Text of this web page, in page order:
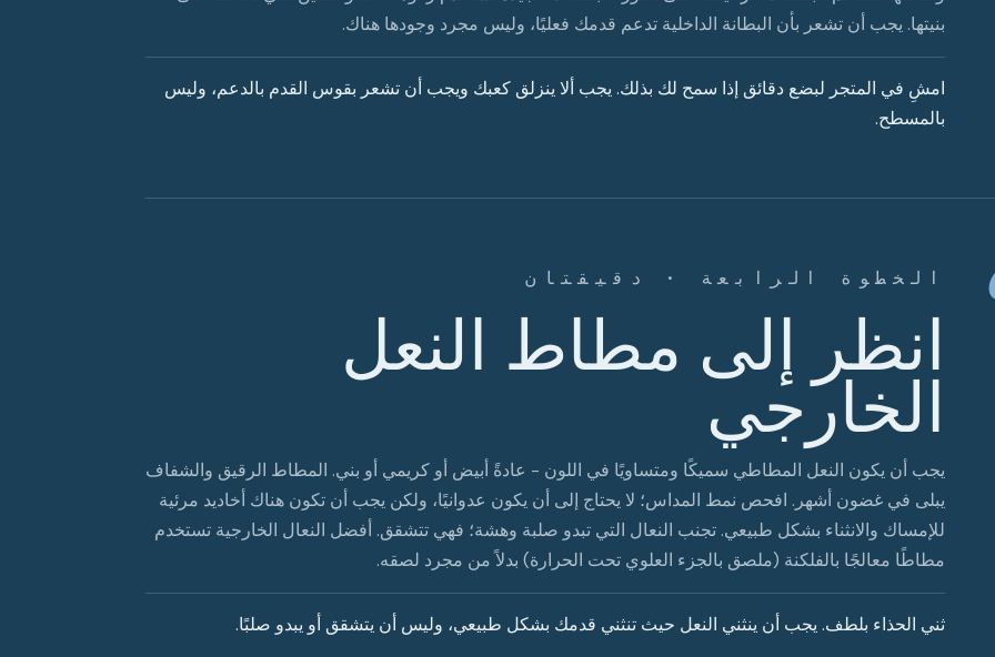
بنيتها. يجب أن تشعر بأن البطانة الداخلية تدعم قدمك فعليًا، وليس مجرد وجودها هناك.
امشِ في المتجر لبضع دقائق إذا سمح لك بذلك. يجب ألا ينزلق كعبك ويجب أن تشعر بقوس القدم بالدعم، وليس
بالمسطح.
الخطوة الرابعة · دقيقتان
انظر إلى مطاط النعل
الخارجي
يجب أن يكون النعل المطاطي سميكًا ومتساويًا في اللون - عادةً أبيض أو كريمي أو بني. المطاط الرقيق والشفاف
يبلى في غضون أشهر. افحص نمط المداس؛ لا يحتاج إلى أن يكون عدوانيًا، ولكن يجب أن تكون هناك أخاديد مرئية
للإمساك والانثناء بشكل طبيعي. تجنب النعال التي تبدو صلبة وهشة؛ فهي تتشقق. أفضل النعال الخارجية تستخدم
مطاطًا معالجًا بالفلكنة (ملصق بالجزء العلوي تحت الحرارة) بدلاً من مجرد لصقه.
ثني الحذاء بلطف. يجب أن ينثني النعل حيث تنثني قدمك بشكل طبيعي، وليس أن يتشقق أو يبدو صلبًا.